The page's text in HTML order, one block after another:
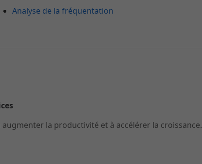
Analyse de la fréquentation
la productivité et à accélérer la croissance.